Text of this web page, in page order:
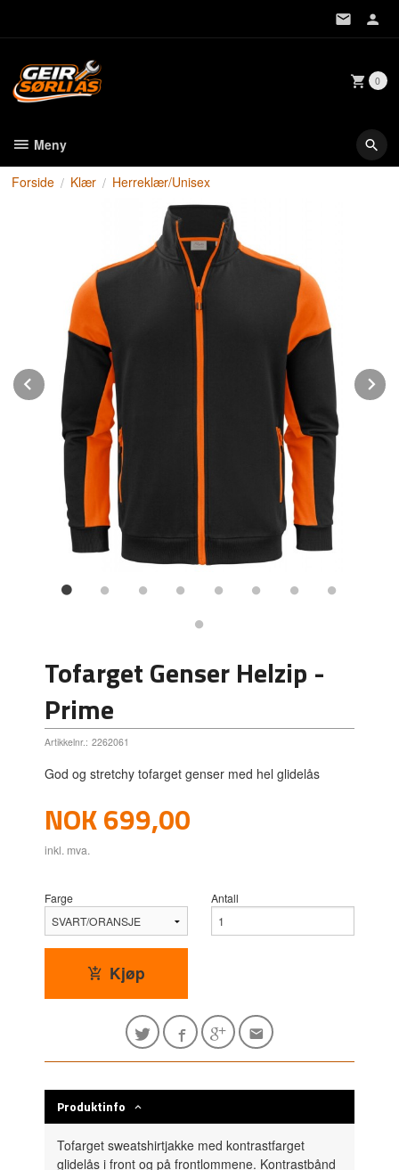
0
Meny
Forside Klær Herreklær/Unisex
Prev
Tofarget Genser Helzip -
Prime
Artikkelnr.: 2262061
God og stretchy tofarget genser med hel glidelås
Pris
NOK699,00
inkl. mva.
Farge Antall
Kjøp
Produktinfo
Tofarget sweatshirtjakke med kontrastfarget
glidelås i front og på frontlommene. Kontrastbånd